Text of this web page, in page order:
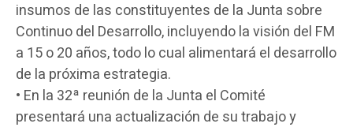
insumos de las constituyentes de la Junta sobre
Continuo del Desarrollo, incluyendo la visión del FM
a 15 o 20 años, todo lo cual alimentará el desarrollo
de la próxima estrategia.
• En la 32ª reunión de la Junta el Comité
presentará una actualización de su trabajo y